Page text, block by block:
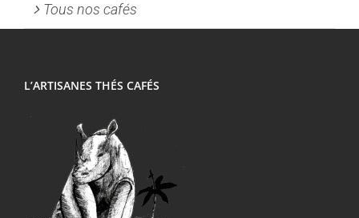
Tous nos cafés
L’ARTISANES THÉS CAFÉS